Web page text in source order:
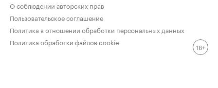
О соблюдении авторских прав
Пользовательское соглашение
Политика в отношении обработки персональных данных
Политика обработки файлов cookie
18+